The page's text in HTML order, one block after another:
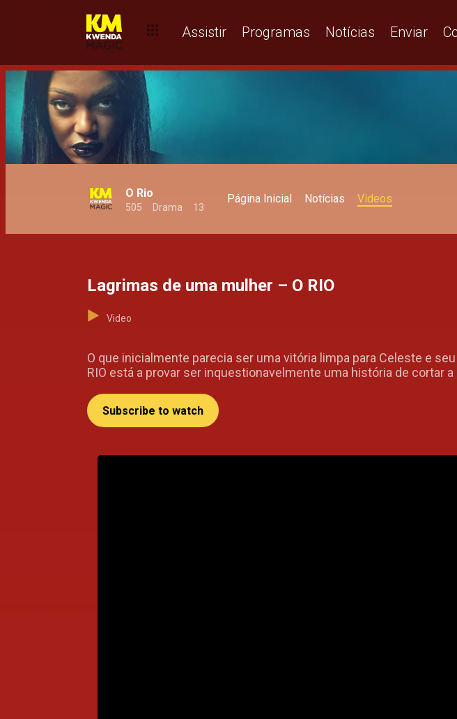
Assistir Programas Notícias Enviar
O Rio
505 Drama 13
Página Inicial Notícias Videos
Lagrimas de uma mulher – O RIO
Video
O que inicialmente parecia ser uma vitória limpa para Celeste e
RIO está a provar ser inquestionavelmente uma história de cortar
Subscribe to watch